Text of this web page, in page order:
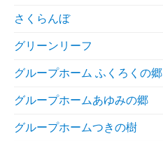
さくらんぼ
グリーンリーフ
グループホーム ふくろくの郷
グループホームあゆみの郷
グループホームつきの樹